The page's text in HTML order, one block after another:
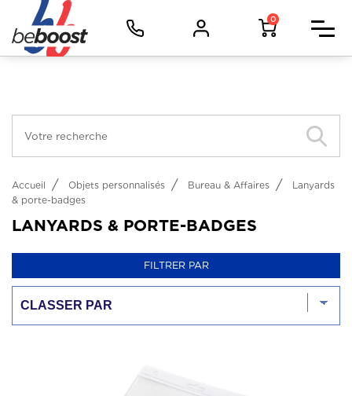
Facebook (Customer Chat) est désactivé. Autoriser
0
Vêtements d'image
Vêtements de travail
Objets
Métiers
Accueil Objets personnalisés Bureau & Affaires
Lanyards
& porte-badges
LANYARDS & PORTE-BADGES
FILTRER PAR
Panneau de gestion des cookies